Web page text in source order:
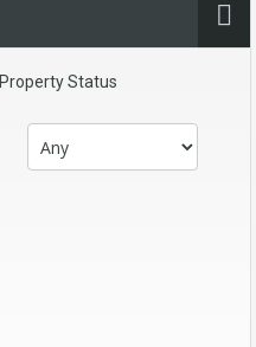
Property Status